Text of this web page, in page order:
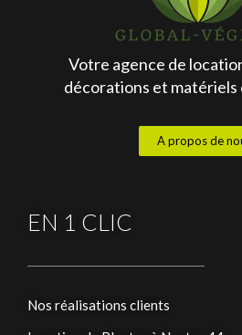
Votre agence de
décorations et
A propos de
EN 1 CLIC
Nos réalisations clients